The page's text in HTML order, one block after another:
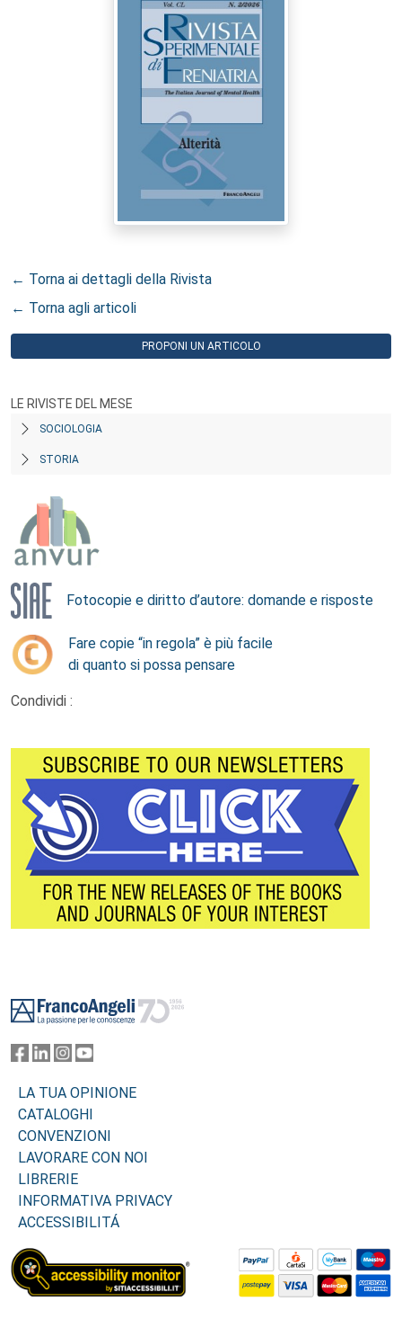
← Torna ai dettagli della Rivista
← Torna agli articoli
PROPONI UN ARTICOLO
LE RIVISTE DEL MESE
SOCIOLOGIA
STORIA
Fotocopie e diritto d’autore: domande e risposte
Fare copie “in regola” è più facile
di quanto si possa pensare
Condividi :
LA TUA OPINIONE
CATALOGHI
CONVENZIONI
LAVORARE CON NOI
LIBRERIE
INFORMATIVA PRIVACY
ACCESSIBILITÁ